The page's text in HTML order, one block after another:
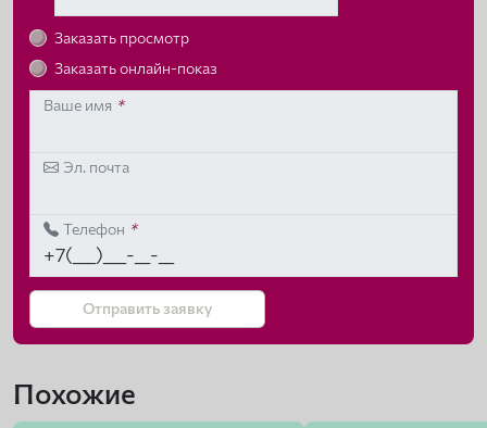
Заказать просмотр
Заказать онлайн-показ
Ваше имя *
Эл. почта
Телефон *
Отправить заявку
Похожие